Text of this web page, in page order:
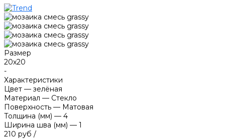
Размер
20х20
-
Характеристики
Цвет — зелёная
Материал — Стекло
Поверхность — Матовая
Толщина (мм) — 4
Ширина шва (мм) — 1
210 руб /